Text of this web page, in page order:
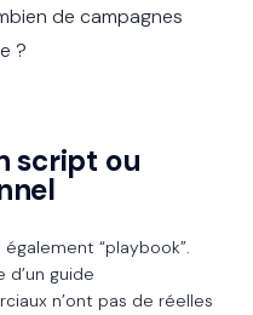
de campagnes
?
script ou
“playbook”.
guide
n’ont pas de réelles